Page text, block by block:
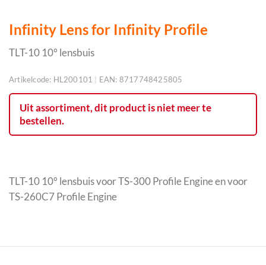
Infinity Lens for Infinity Profile
TLT-10 10° lensbuis
Artikelcode: HL200101 EAN: 8717748425805
Uit assortiment, dit product is niet meer te
bestellen.
TLT-10 10° lensbuis voor TS-300 Profile Engine en voor
TS-260C7 Profile Engine